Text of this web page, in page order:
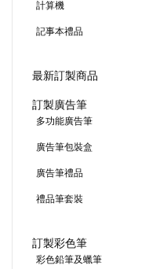
計算機
記事本禮品
最新訂製商品
訂製廣告筆
多功能廣告筆
廣告筆包裝盒
廣告筆禮品
禮品筆套裝
訂製彩色筆
彩色鉛筆及蠟筆